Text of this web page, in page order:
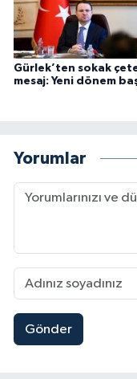
Gürlek’ten sokak
mesaj: Yeni dönem
Yorumlar
Gönder